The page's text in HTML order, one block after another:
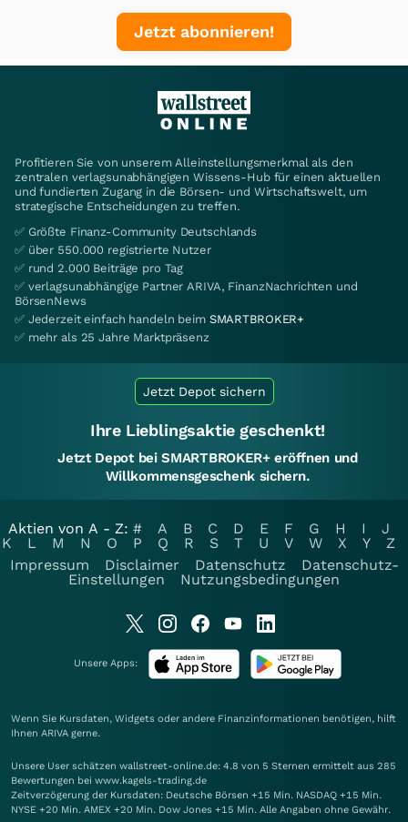
Jetzt abonnieren!
Profitieren Sie von unserem Alleinstellungsmerkmal als den
zentralen verlagsunabhängigen Wissens-Hub für einen aktuellen
und fundierten Zugang in die Börsen- und Wirtschaftswelt, um
strategische Entscheidungen zu treffen.
✅ Größte Finanz-Community Deutschlands
✅ über 550.000 registrierte Nutzer
✅ rund 2.000 Beiträge pro Tag
✅ verlagsunabhängige Partner ARIVA, FinanzNachrichten und
BörsenNews
✅ Jederzeit einfach handeln beim SMARTBROKER+
✅ mehr als 25 Jahre Marktpräsenz
Jetzt Depot sichern
Ihre Lieblingsaktie geschenkt!
Jetzt Depot bei SMARTBROKER+ eröffnen und
Willkommensgeschenk sichern.
Aktien von A - Z: # A B C D E F G H I
J
K
L M N O P Q R S T U V W X Y
Z
Impressum
Disclaimer Datenschutz
Datenschutz-
Einstellungen
Nutzungsbedingungen
Unsere Apps:
Wenn Sie Kursdaten, Widgets oder andere Finanzinformationen benötigen, hilft
Ihnen ARIVA gerne.
Unsere User schätzen wallstreet-online.de: 4.8 von 5 Sternen ermittelt aus 285
Bewertungen bei www.kagels-trading.de
Zeitverzögerung der Kursdaten: Deutsche Börsen +15 Min. NASDAQ +15 Min.
NYSE +20 Min. AMEX +20 Min. Dow Jones +15 Min. Alle Angaben ohne Gewähr.